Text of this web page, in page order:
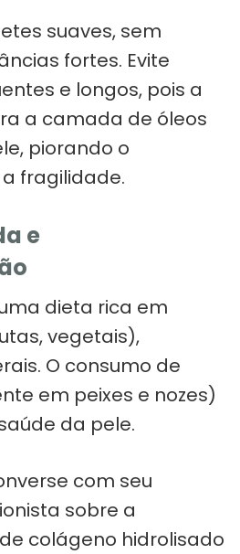
suaves, sem
fortes. Evite
e longos, pois a
a camada de óleos
piorando o
fragilidade.
e
dieta rica em
vegetais),
O consumo de
em peixes e nozes)
da pele.
com seu
sobre a
colágeno hidrolisado